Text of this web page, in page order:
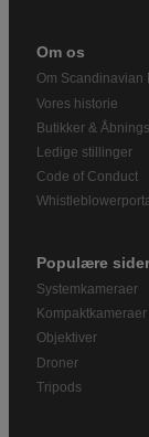
Om os
Om Scandinavian
Vores historie
Butikker &
Ledige stillinger
Code of Conduct
Populære sider
Systemkameraer
Kompaktkameraer
Objektiver
Droner
Tripods